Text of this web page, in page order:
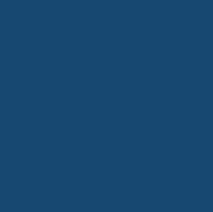
opens in a new window)